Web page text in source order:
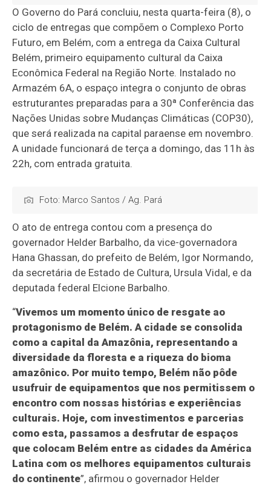
O Governo do Pará concluiu, nesta quarta-feira (8), o
ciclo de entregas que compõem o Complexo Porto
Futuro, em Belém, com a entrega da Caixa Cultural
Belém, primeiro equipamento cultural da Caixa
Econômica Federal na Região Norte. Instalado no
Armazém 6A, o espaço integra o conjunto de obras
estruturantes preparadas para a 30ª Conferência das
Nações Unidas sobre Mudanças Climáticas (COP30),
que será realizada na capital paraense em novembro.
A unidade funcionará de terça a domingo, das 11h às
22h, com entrada gratuita.
Foto: Marco Santos / Ag. Pará
O ato de entrega contou com a presença do
governador Helder Barbalho, da vice-governadora
Hana Ghassan, do prefeito de Belém, Igor Normando,
da secretária de Estado de Cultura, Ursula Vidal, e da
deputada federal Elcione Barbalho.
“Vivemos um momento único de resgate ao
protagonismo de Belém. A cidade se consolida
como a capital da Amazônia, representando a
diversidade da floresta e a riqueza do bioma
amazônico. Por muito tempo, Belém não pôde
usufruir de equipamentos que nos permitissem o
encontro com nossas histórias e experiências
culturais. Hoje, com investimentos e parcerias
como esta, passamos a desfrutar de espaços
que colocam Belém entre as cidades da América
Latina com os melhores equipamentos culturais
do continente”, afirmou o governador Helder